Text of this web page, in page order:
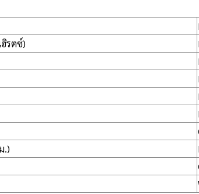
รตซ์)
.)